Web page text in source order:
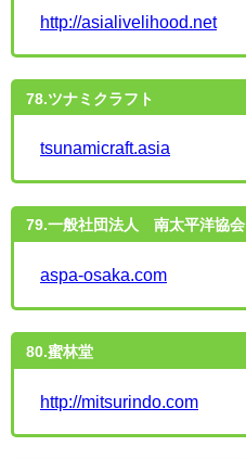
http://asialivelihood.net
78.ツナミクラフト
tsunamicraft.asia
79.一般社団法人 南太平洋協会
aspa-osaka.com
80.蜜林堂
http://mitsurindo.com